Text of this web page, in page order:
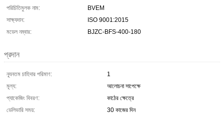
পরিচিতিমুলক নাম:
BVEM
সাক্ষ্যদান:
ISO 9001:2015
মডেল নম্বার:
BJZC-BFS-400-180
প্রদান
ন্যূনতম চাহিদার পরিমাণ:
1
মূল্য:
আলোচনা সাপেক্ষে
প্যাকেজিং বিবরণ:
কাঠের ক্ষেত্রে
ডেলিভারি সময়:
30 কাজের দিন